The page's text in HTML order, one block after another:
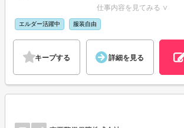
仕事内容を見てみる ∨
エルダー活躍中 服装自由
キープする 詳細を見る